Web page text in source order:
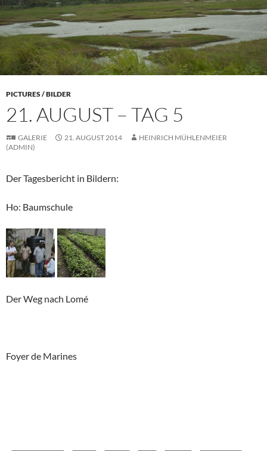
PICTURES / BILDER
21. AUGUST – TAG 5
GALERIE 21. AUGUST 2014
HEINRICH MÜHLENMEIER
(ADMIN)
Der Tagesbericht in Bildern:
Ho: Baumschule
Der Weg nach Lomé
Foyer de Marines